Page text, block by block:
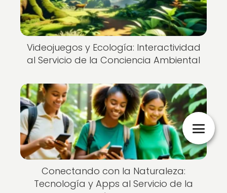
Videojuegos y Ecología: Interactividad
al Servicio de la Conciencia Ambiental
Conectando con la Naturaleza:
Tecnología y Apps al Servicio de la